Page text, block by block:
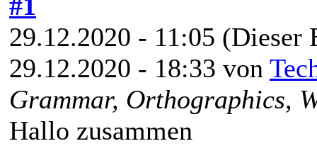
29.12.2020 - 11:05 (Dieser
29.12.2020 - 18:33 von
Grammar, Orthographics,
Hallo zusammen